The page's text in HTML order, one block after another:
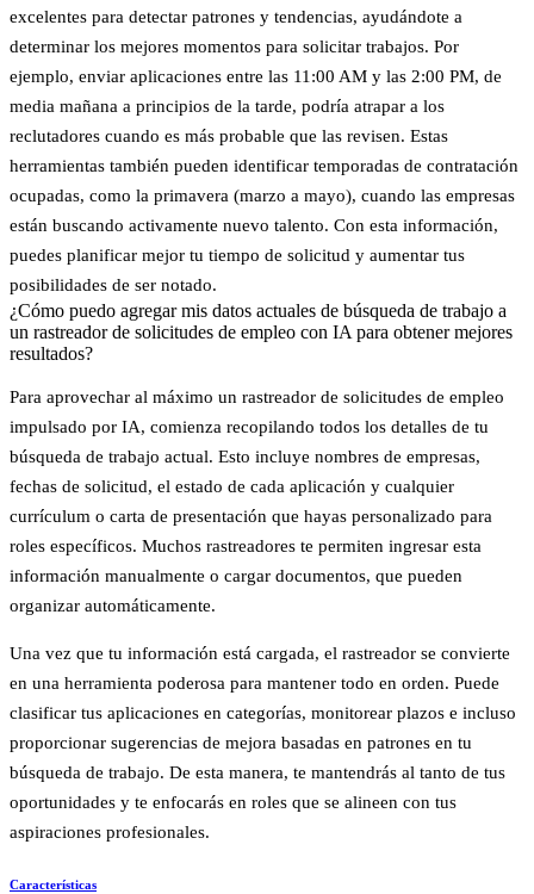
excelentes para detectar patrones y tendencias, ayudándote a
determinar los mejores momentos para solicitar trabajos. Por
ejemplo, enviar aplicaciones entre las 11:00 AM y las 2:00 PM, de
media mañana a principios de la tarde, podría atrapar a los
reclutadores cuando es más probable que las revisen. Estas
herramientas también pueden identificar temporadas de contratación
ocupadas, como la primavera (marzo a mayo), cuando las empresas
están buscando activamente nuevo talento. Con esta información,
puedes planificar mejor tu tiempo de solicitud y aumentar tus
posibilidades de ser notado.
¿Cómo puedo agregar mis datos actuales de búsqueda de trabajo a
un rastreador de solicitudes de empleo con IA para obtener mejores
resultados?
Para aprovechar al máximo un rastreador de solicitudes de empleo
impulsado por IA, comienza recopilando todos los detalles de tu
búsqueda de trabajo actual. Esto incluye nombres de empresas,
fechas de solicitud, el estado de cada aplicación y cualquier
currículum o carta de presentación que hayas personalizado para
roles específicos. Muchos rastreadores te permiten ingresar esta
información manualmente o cargar documentos, que pueden
organizar automáticamente.
Una vez que tu información está cargada, el rastreador se convierte
en una herramienta poderosa para mantener todo en orden. Puede
clasificar tus aplicaciones en categorías, monitorear plazos e incluso
proporcionar sugerencias de mejora basadas en patrones en tu
búsqueda de trabajo. De esta manera, te mantendrás al tanto de tus
oportunidades y te enfocarás en roles que se alineen con tus
aspiraciones profesionales.
Características